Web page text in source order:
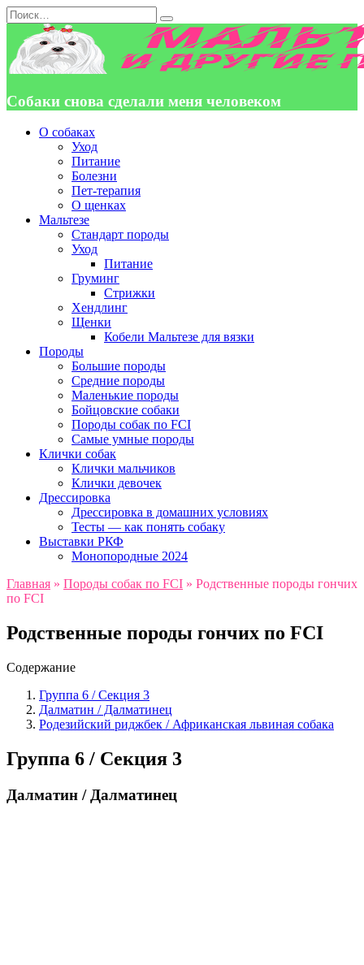
Перейти
к
содержанию
Search
for:
Собаки снова сделали меня человеком
О собаках
Уход
Питание
Болезни
Пет-терапия
О щенках
Мальтезе
Стандарт породы
Уход
Питание
Груминг
Стрижки
Хендлинг
Щенки
Кобели Мальтезе для вязки
Породы
Большие породы
Средние породы
Маленькие породы
Бойцовские собаки
Породы собак по FCI
Самые умные породы
Клички собак
Клички мальчиков
Клички девочек
Дрессировка
Дрессировка в домашних условиях
Тесты — как понять собаку
Выставки РКФ
Монопородные 2024
Главная » Породы собак по FCI » Родственные породы гончих
по FCI
Родственные породы гончих по FCI
Содержание
Группа 6 / Секция 3
Далматин / Далматинец
Родезийский риджбек / Африканская львиная собака
Группа 6 / Секция 3
Далматин / Далматинец